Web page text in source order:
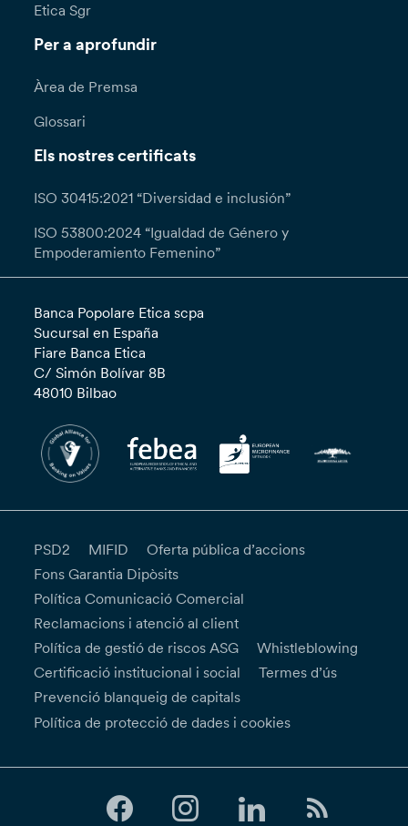
Etica Sgr
Per a aprofundir
Àrea de Premsa
Glossari
Els nostres certificats
ISO 30415:2021 “Diversidad e inclusión”
ISO 53800:2024 “Igualdad de Género y
Empoderamiento Femenino”
Banca Popolare Etica scpa
Sucursal en España
Fiare Banca Etica
C/ Simón Bolívar 8B
48010 Bilbao
PSD2 MIFID
Oferta pública d’accions
Fons Garantia Dipòsits
Política Comunicació Comercial
Reclamacions i atenció al client
Política de gestió de riscos ASG
Whistleblowing
Certificació institucional i social
Termes d’ús
Prevenció blanqueig de capitals
Política de protecció de dades i cookies